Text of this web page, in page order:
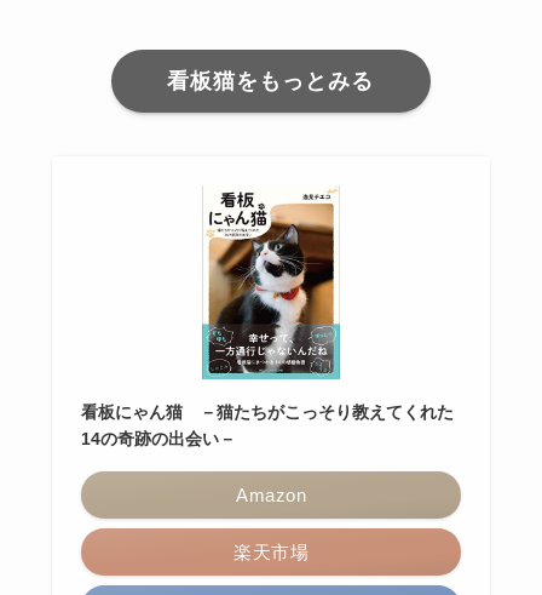
看板猫をもっとみる
看板にゃん猫 －猫たちがこっそり教えてくれた
14の奇跡の出会い－
Amazon
楽天市場